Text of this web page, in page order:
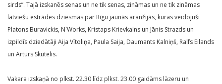
sirds”. Tajā izskanēs senas un ne tik senas, zināmas un ne tik zināmas
latviešu estrādes dziesmas par Rīgu jaunās aranžijās, kuras veidojuši
Platons Buravickis, N`Works, Kristaps Krievkalns un Jānis Strazds un
izpildīs dziedātāji Aija Vītoliņa, Paula Saija, Daumants Kalniņš, Ralfs Eilands
un Arturs Skutelis.
Vakara izskaņā no plkst. 22.30 līdz plkst. 23.00 gaidāms lāzeru un